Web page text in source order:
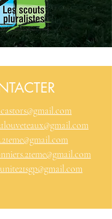
unite21sgp@gmail.com